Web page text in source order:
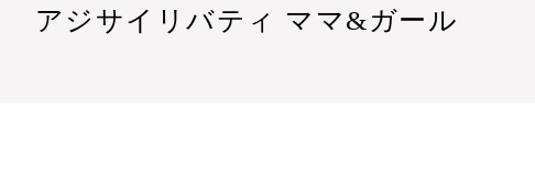
アジサイリバティ ママ&ガール